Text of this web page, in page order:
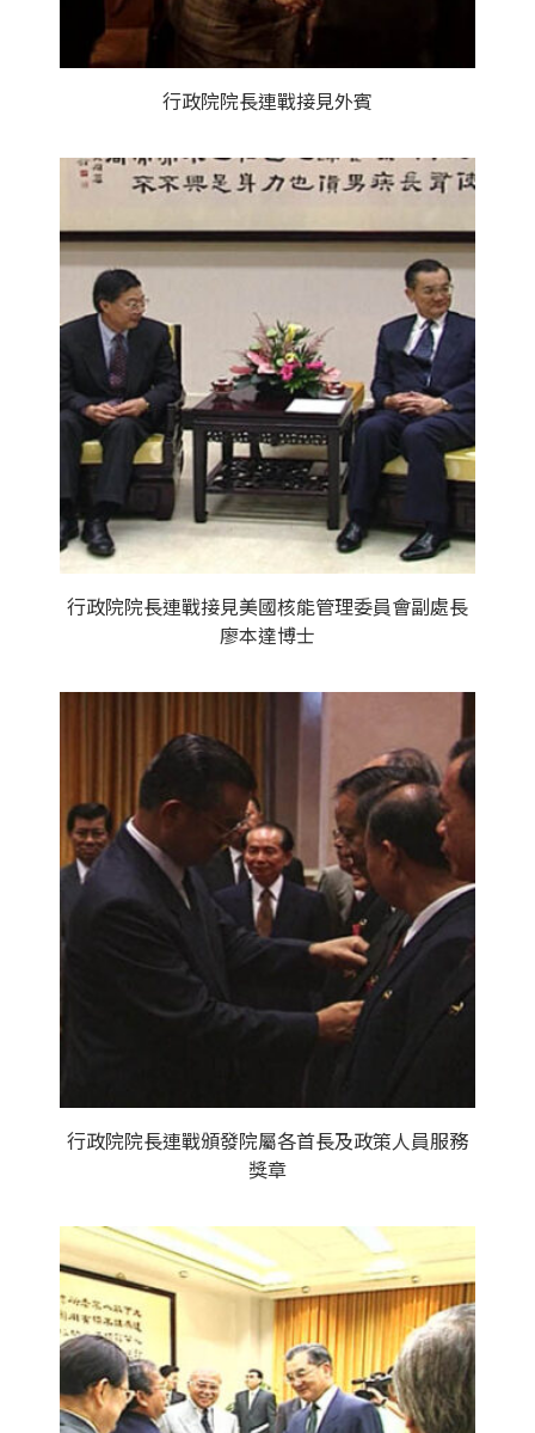
行政院院長連戰接見外賓
行政院院長連戰接見美國核能管理委員會副處長
廖本達博士
行政院院長連戰頒發院屬各首長及政策人員服務
獎章